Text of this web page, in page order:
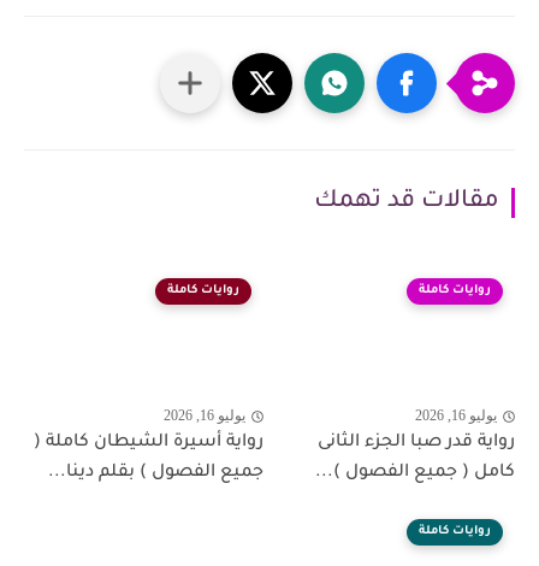
مقالات قد تهمك
روايات كاملة
يوليو 16, 2026
رواية قدر صبا الجزء الثانى
كامل ( جميع الفصول )...
روايات كاملة
يوليو 16, 2026
رواية أسيرة الشيطان كاملة (
جميع الفصول ) بقلم دينا...
روايات كاملة